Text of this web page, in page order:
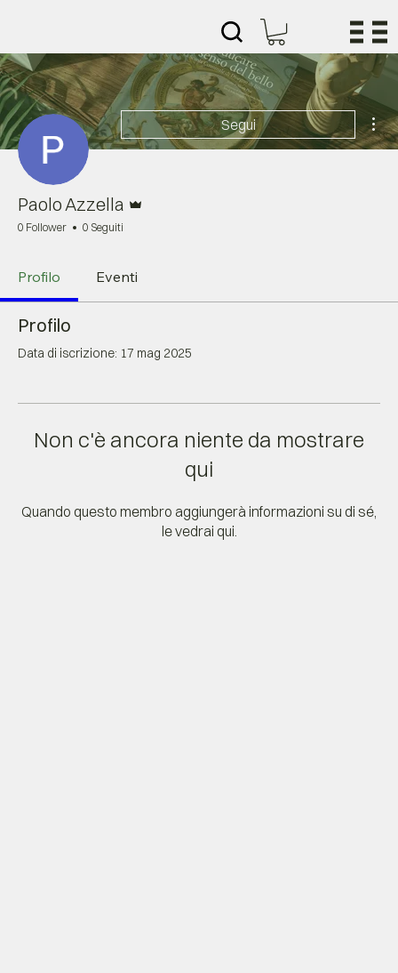
Segui
Paolo Azzella
0 Follower 0 Seguiti
Profilo Eventi
Profilo
Data di iscrizione: 17 mag 2025
Non c'è ancora niente da mostrare
qui
Quando questo membro aggiungerà informazioni su di sé,
le vedrai qui.